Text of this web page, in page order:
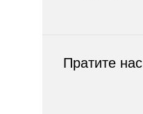
Пратите нас